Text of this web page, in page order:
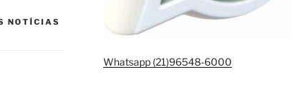
NOTÍCIAS
Whatsapp (21)96548-6000